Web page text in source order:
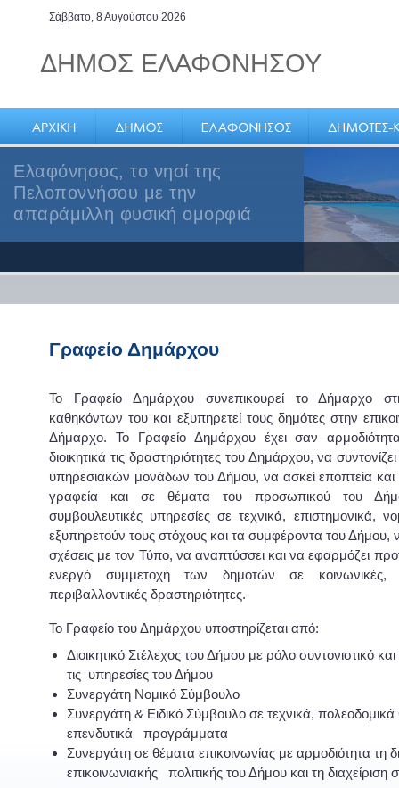
Σάββατο, 8 Αυγούστου 2026
ΔΗΜΟΣ ΕΛΑΦΟΝΗΣΟΥ
Ελαφόνησος, το νησί της
Πελοποννήσου με την
απαράμιλλη φυσική ομορφιά
Γραφείο Δημάρχου
Το Γραφείο Δημάρχου συνεπικουρεί το Δήμαρχο
καθηκόντων του και εξυπηρετεί τους δημότες στην
Δήμαρχο. Το Γραφείο Δημάρχου έχει σαν
διοικητικά τις δραστηριότητες του Δημάρχου, να
υπηρεσιακών μονάδων του Δήμου, να ασκεί εποπτεία
γραφεία και σε θέματα του προσωπικού του
συμβουλευτικές υπηρεσίες σε τεχνικά, επιστημονικά,
εξυπηρετούν τους στόχους και τα συμφέροντα του Δήμου, να
σχέσεις με τον Τύπο, να αναπτύσσει και να εφαρμόζει
ενεργό συμμετοχή των δημοτών σε κοινωνικές,
περιβαλλοντικές δραστηριότητες.
Το Γραφείο του Δημάρχου υποστηρίζεται από:
Διοικητικό Στέλεχος του Δήμου με ρόλο συντονιστικό
τις υπηρεσίες του Δήμου
Συνεργάτη Νομικό Σύμβουλο
Συνεργάτη & Ειδικό Σύμβουλο σε τεχνικά, πολεοδομικά
επενδυτικά προγράμματα
Συνεργάτη σε θέματα επικοινωνίας με αρμοδιότητα τη
επικοινωνιακής πολιτικής του Δήμου και τη